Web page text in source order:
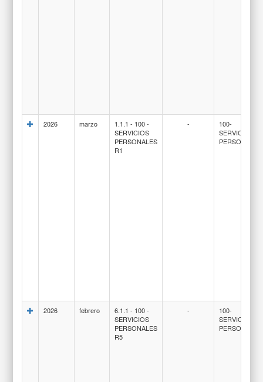
2026 marzo
1.1.1 - 100 -
SERVICIOS
PERSONALES
R1
-
100-
SERVICIOS
PERSONALES
2026 febrero
6.1.1 - 100 -
SERVICIOS
PERSONALES
R5
-
100-
SERVICIOS
PERSONALES